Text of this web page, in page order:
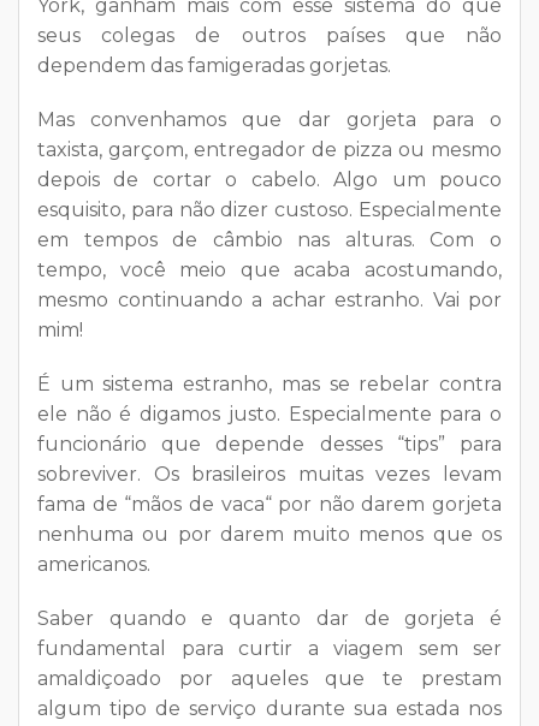
York, ganham mais com esse sistema do que
seus colegas de outros países que não
dependem das famigeradas gorjetas.
Mas convenhamos que dar gorjeta para o
taxista, garçom, entregador de pizza ou mesmo
depois de cortar o cabelo. Algo um pouco
esquisito, para não dizer custoso. Especialmente
em tempos de câmbio nas alturas. Com o
tempo, você meio que acaba acostumando,
mesmo continuando a achar estranho. Vai por
mim!
É um sistema estranho, mas se rebelar contra
ele não é digamos justo. Especialmente para o
funcionário que depende desses “tips” para
sobreviver. Os brasileiros muitas vezes levam
fama de “mãos de vaca“ por não darem gorjeta
nenhuma ou por darem muito menos que os
americanos.
Saber quando e quanto dar de gorjeta é
fundamental para curtir a viagem sem ser
amaldiçoado por aqueles que te prestam
algum tipo de serviço durante sua estada nos